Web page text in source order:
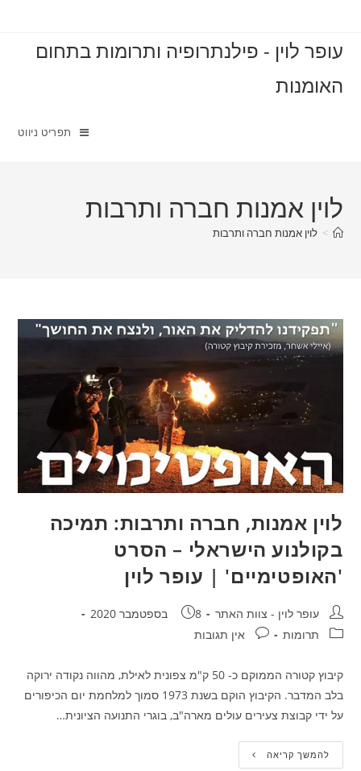
עופר לוין - פילנתרופיה ותרומות בתחום
האומנות
תפריט ניווט
לוין אמנות חברה ותרבות
> לוין אמנות חברה ותרבות
לוין אמנות, חברה ותרבות: תמיכה
בקולנוע הישראלי – הסרט
'האופטימיים' | עופר לוין
עופר לוין - צוות האתר
8 בספטמבר 2020
תרומות
אין תגובות
קיבוץ קטורה הממוקם כ- 50 ק"מ צפונית לאילת, מהווה נקודה ירוקה
בלב המדבר. הקיבוץ הוקם בשנת 1973 סמוך למלחמת יום הכיפורים
על ידי קבוצת צעירים עולים מארה"ב, בוגרי התנועה הציונית…
להמשך קריאה